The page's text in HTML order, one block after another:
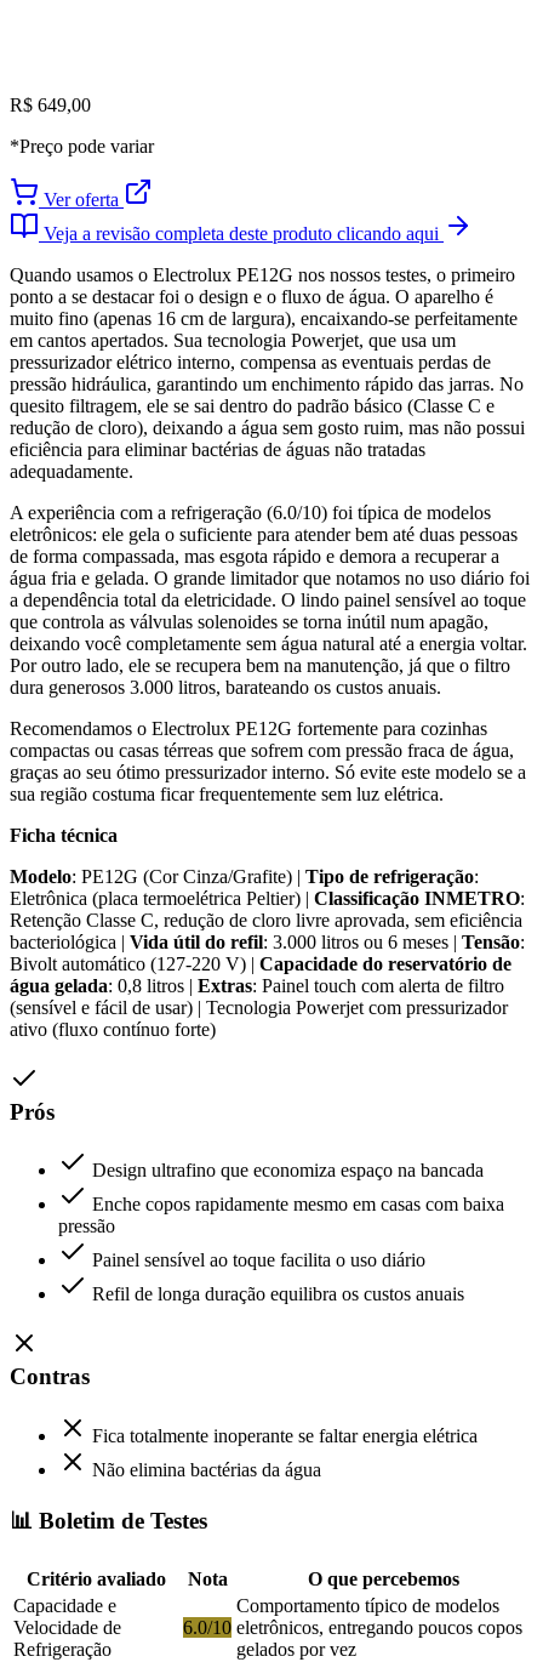
R$ 649,00
*Preço pode variar
Ver oferta
Veja a revisão completa deste produto clicando aqui
Quando usamos o Electrolux PE12G nos nossos testes, o primeiro
ponto a se destacar foi o design e o fluxo de água. O aparelho é
muito fino (apenas 16 cm de largura), encaixando-se perfeitamente
em cantos apertados. Sua tecnologia Powerjet, que usa um
pressurizador elétrico interno, compensa as eventuais perdas de
pressão hidráulica, garantindo um enchimento rápido das jarras. No
quesito filtragem, ele se sai dentro do padrão básico (Classe C e
redução de cloro), deixando a água sem gosto ruim, mas não possui
eficiência para eliminar bactérias de águas não tratadas
adequadamente.
A experiência com a refrigeração (6.0/10) foi típica de modelos
eletrônicos: ele gela o suficiente para atender bem até duas pessoas
de forma compassada, mas esgota rápido e demora a recuperar a
água fria e gelada. O grande limitador que notamos no uso diário foi
a dependência total da eletricidade. O lindo painel sensível ao toque
que controla as válvulas solenoides se torna inútil num apagão,
deixando você completamente sem água natural até a energia voltar.
Por outro lado, ele se recupera bem na manutenção, já que o filtro
dura generosos 3.000 litros, barateando os custos anuais.
Recomendamos o Electrolux PE12G fortemente para cozinhas
compactas ou casas térreas que sofrem com pressão fraca de água,
graças ao seu ótimo pressurizador interno. Só evite este modelo se a
sua região costuma ficar frequentemente sem luz elétrica.
Ficha técnica
Modelo: PE12G (Cor Cinza/Grafite) | Tipo de refrigeração:
Eletrônica (placa termoelétrica Peltier) | Classificação INMETRO:
Retenção Classe C, redução de cloro livre aprovada, sem eficiência
bacteriológica | Vida útil do refil: 3.000 litros ou 6 meses | Tensão:
Bivolt automático (127-220 V) | Capacidade do reservatório de
água gelada: 0,8 litros | Extras: Painel touch com alerta de filtro
(sensível e fácil de usar) | Tecnologia Powerjet com pressurizador
ativo (fluxo contínuo forte)
Prós
Design ultrafino que economiza espaço na bancada
Enche copos rapidamente mesmo em casas com baixa
pressão
Painel sensível ao toque facilita o uso diário
Refil de longa duração equilibra os custos anuais
Contras
Fica totalmente inoperante se faltar energia elétrica
Não elimina bactérias da água
📊 Boletim de Testes
Critério avaliado Nota
O que percebemos
Capacidade e
Velocidade de
Refrigeração
6.0/10
Comportamento típico de modelos
eletrônicos, entregando poucos copos
gelados por vez